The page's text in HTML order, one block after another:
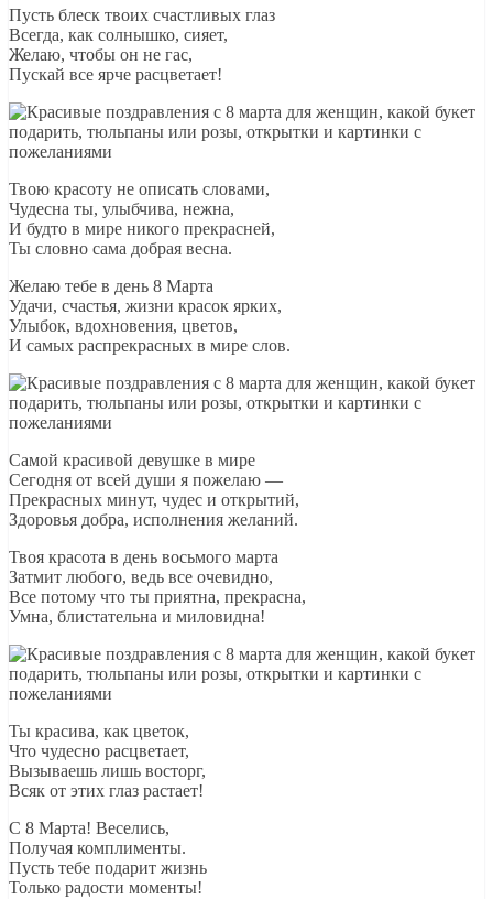
Пусть блеск твоих счастливых глаз
Всегда, как солнышко, сияет,
Желаю, чтобы он не гас,
Пускай все ярче расцветает!
Твою красоту не описать словами,
Чудесна ты, улыбчива, нежна,
И будто в мире никого прекрасней,
Ты словно сама добрая весна.
Желаю тебе в день 8 Марта
Удачи, счастья, жизни красок ярких,
Улыбок, вдохновения, цветов,
И самых распрекрасных в мире слов.
Самой красивой девушке в мире
Сегодня от всей души я пожелаю —
Прекрасных минут, чудес и открытий,
Здоровья добра, исполнения желаний.
Твоя красота в день восьмого марта
Затмит любого, ведь все очевидно,
Все потому что ты приятна, прекрасна,
Умна, блистательна и миловидна!
Ты красива, как цветок,
Что чудесно расцветает,
Вызываешь лишь восторг,
Всяк от этих глаз растает!
С 8 Марта! Веселись,
Получая комплименты.
Пусть тебе подарит жизнь
Только радости моменты!